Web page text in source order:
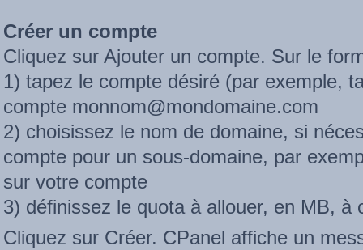
Créer un compte
Cliquez sur Ajouter un compte. Sur le
1) tapez le compte désiré (par exemple,
compte monnom@mondomaine.com
2) choisissez le nom de domaine, si
compte pour un sous-domaine, par
sur votre compte
3) définissez le quota à allouer, en MB, à
Cliquez sur Créer. CPanel affiche un